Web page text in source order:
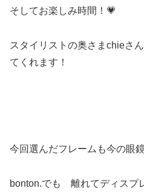
そしてお楽しみ時間！💗
スタイリストの奥さまchieさ
てくれます！
今回選んだフレームも今の眼
bonton.でも 離れてディスプ